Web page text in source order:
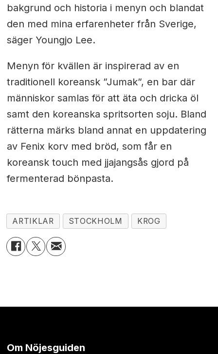
bakgrund och historia i menyn och blandat
den med mina erfarenheter från Sverige,
säger Youngjo Lee.
Menyn för kvällen är inspirerad av en
traditionell koreansk ”Jumak”, en bar där
människor samlas för att äta och dricka öl
samt den koreanska spritsorten soju. Bland
rätterna märks bland annat en uppdatering
av Fenix korv med bröd, som får en
koreansk touch med jjajangsås gjord på
fermenterad bönpasta.
ARTIKLAR STOCKHOLM KROG
Om Nöjesguiden